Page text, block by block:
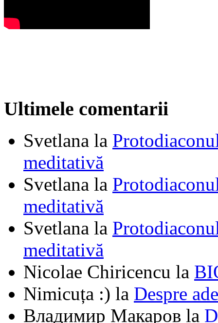
Ultimele comentarii
Svetlana la
meditativă
Svetlana la
meditativă
Svetlana la
meditativă
Nicolae Chiricencu la
Nimicuța :) la Despre
Владимир Макаров la